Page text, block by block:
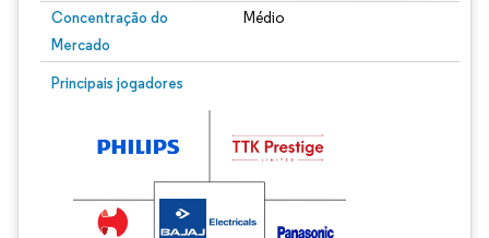
Concentração do
Mercado
Médio
Principais jogadores
Imagem © Mordor Intelligence. O reuso requer atribuição conforme CC BY 4.0.